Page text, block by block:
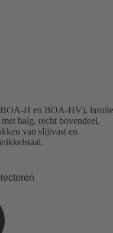
H en BOA-HV),
balg, recht bovendeel,
van slijtvast en